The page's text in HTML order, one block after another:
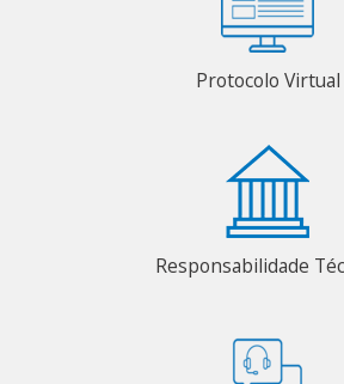
Protocolo Virtual
Responsabilidade